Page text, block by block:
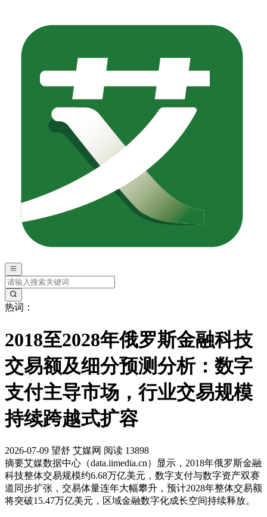
热词：
2018至2028年俄罗斯金融科技
交易额及细分预测分析：数字
支付主导市场，行业交易规模
持续跨越式扩容
2026-07-09 望舒 艾媒网 阅读 13898
摘要艾媒数据中心（data.iimedia.cn）显示，2018年俄罗斯金融
科技整体交易规模约6.68万亿美元，数字支付与数字资产双赛
道同步扩张，交易体量连年大幅攀升，预计2028年整体交易额
将突破15.47万亿美元，区域金融数字化成长空间持续释放。